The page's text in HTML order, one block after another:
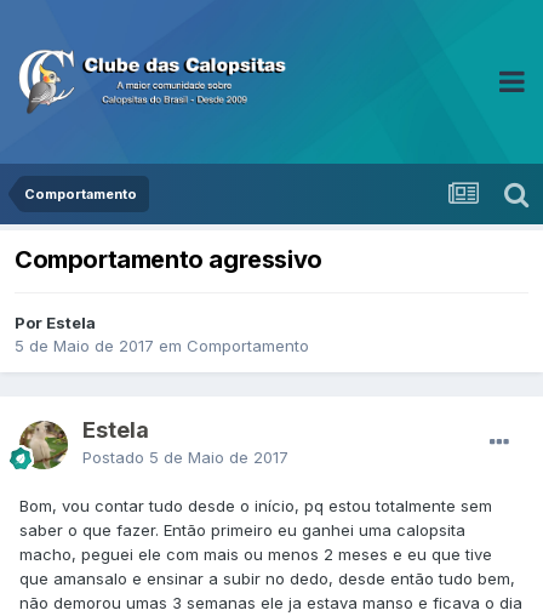
Comportamento
Comportamento agressivo
Por Estela
5 de Maio de 2017 em Comportamento
Estela
Postado 5 de Maio de 2017
Bom, vou contar tudo desde o início, pq estou totalmente sem
saber o que fazer. Então primeiro eu ganhei uma calopsita
macho, peguei ele com mais ou menos 2 meses e eu que tive
que amansalo e ensinar a subir no dedo, desde então tudo bem,
não demorou umas 3 semanas ele ja estava manso e ficava o dia